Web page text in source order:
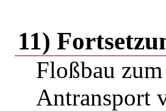
11)
Floßbau
Antransport